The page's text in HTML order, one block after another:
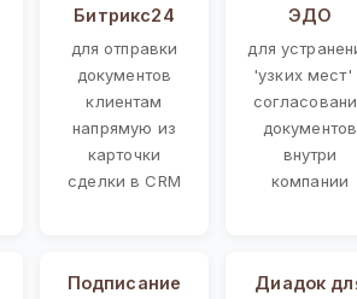
Битрикс24
для отправки
документов
клиентам
напрямую из
карточки
сделки в CRM
ЭДО
для
'узких мест'
документов
внутри
компании
Подписание
Диадок